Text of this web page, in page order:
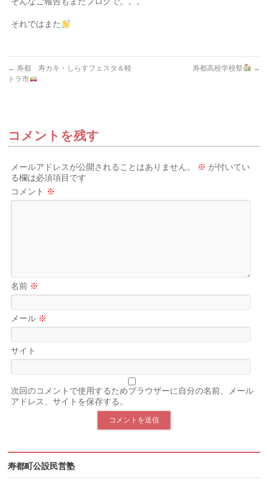
それではまた
← 寿都 寿カキ・しらすフェスタ＆軽
トラ市
寿都高校学校祭 →
コメントを残す
メールアドレスが公開されることはありません。 ※ が付いてい
る欄は必須項目です
コメント ※
名前 ※
メール ※
サイト
次回のコメントで使用するためブラウザーに自分の名前、メール
アドレス、サイトを保存する。
寿都町公設民営塾